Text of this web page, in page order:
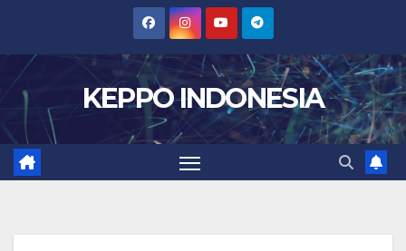
content
KEPPO INDONESIA